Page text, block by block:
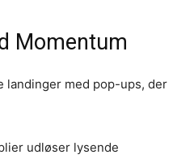
Momentum
landinger med pop-ups, der
udløser lysende